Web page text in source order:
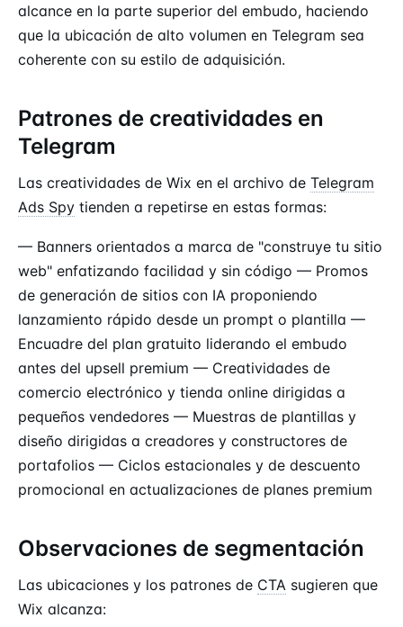
alcance en la parte superior del embudo, haciendo
que la ubicación de alto volumen en Telegram sea
coherente con su estilo de adquisición.
Patrones de creatividades en
Telegram
Las creatividades de Wix en el archivo de Telegram
Ads Spy tienden a repetirse en estas formas:
— Banners orientados a marca de "construye tu sitio
web" enfatizando facilidad y sin código — Promos
de generación de sitios con IA proponiendo
lanzamiento rápido desde un prompt o plantilla —
Encuadre del plan gratuito liderando el embudo
antes del upsell premium — Creatividades de
comercio electrónico y tienda online dirigidas a
pequeños vendedores — Muestras de plantillas y
diseño dirigidas a creadores y constructores de
portafolios — Ciclos estacionales y de descuento
promocional en actualizaciones de planes premium
Observaciones de segmentación
Las ubicaciones y los patrones de CTA sugieren que
Wix alcanza: